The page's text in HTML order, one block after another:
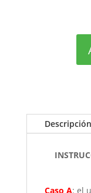
Descripción
Caso A: el